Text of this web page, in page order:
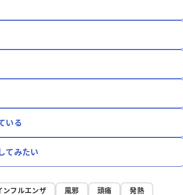
いる
てみたい
ンフルエンザ 風邪 頭痛
発熱